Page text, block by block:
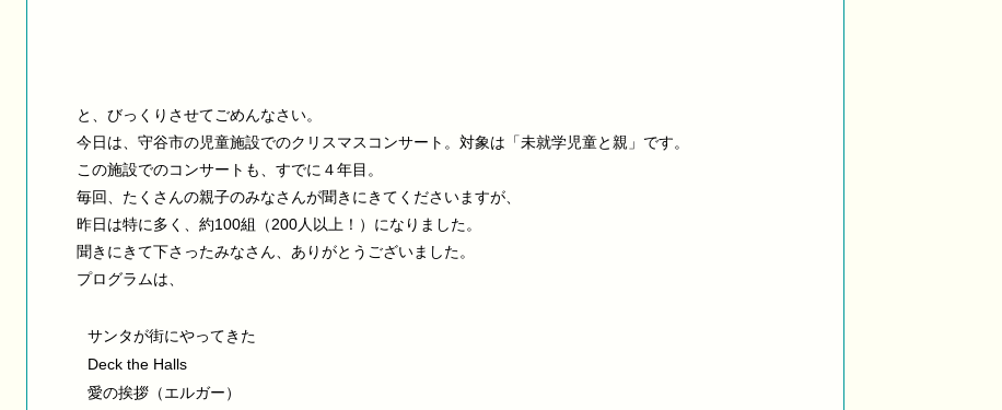
と、びっくりさせてごめんなさい。
今日は、守谷市の児童施設でのクリスマスコンサート。対象は「未就学児童と親」です。
この施設でのコンサートも、すでに４年目。
毎回、たくさんの親子のみなさんが聞きにきてくださいますが、
昨日は特に多く、約100組（200人以上！）になりました。
聞きにきて下さったみなさん、ありがとうございました。
プログラムは、
サンタが街にやってきた
Deck the Halls
愛の挨拶（エルガー）